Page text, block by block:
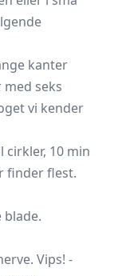
kanter
seks
vi kender
cirkler, 10 min
finder flest.
blade.
Vips! -